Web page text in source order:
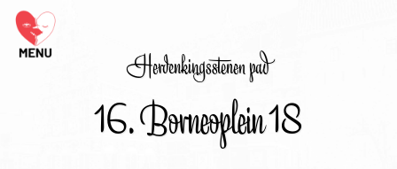
Herdenkingsstenen pad
16. Borneoplein 18